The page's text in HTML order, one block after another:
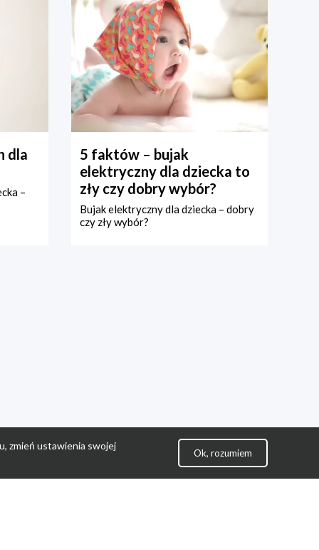
dla
–
5 faktów – bujak
elektryczny dla dziecka to
zły czy dobry wybór?
Bujak elektryczny dla dziecka – dobry
czy zły wybór?
zmień ustawienia swojej
Ok, rozumiem